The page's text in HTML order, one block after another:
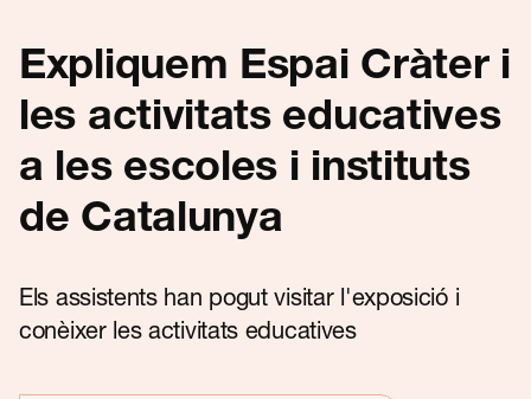
Aprèn
Explora
Programació
Notícies
Contacte
Expliquem Espai Cràter i
les activitats educatives
a les escoles i instituts
de Catalunya
Els assistents han pogut visitar l'exposició i
conèixer les activitats educatives